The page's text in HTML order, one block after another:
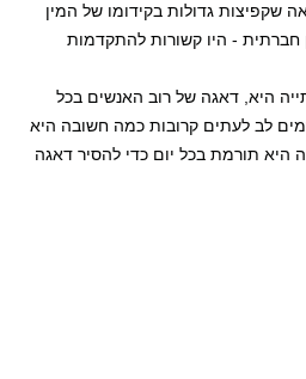
שקפיצות גדולות בקידומו של המין
חברתית - היו קשורות להתקדמות
היא, דאגה של רוב האנשים בכל
לב לעתים קרובות כמה חשובה היא
היא תורמת בכל יום כדי להסיר דאגה